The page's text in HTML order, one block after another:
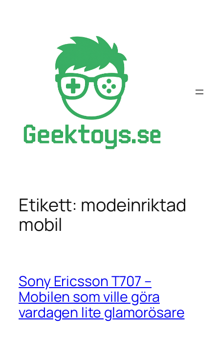
Etikett: modeinriktad
mobil
Sony Ericsson T707 –
Mobilen som ville göra
vardagen lite glamorösare